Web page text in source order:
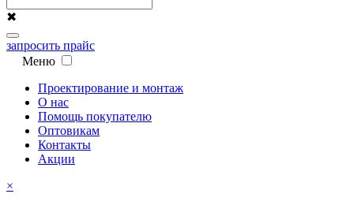
✖
запросить прайс
Меню
Проектирование и монтаж
О нас
Помощь покупателю
Оптовикам
Контакты
Акции
×